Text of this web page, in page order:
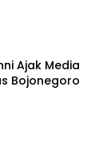
Ajak Media
Bojonegoro